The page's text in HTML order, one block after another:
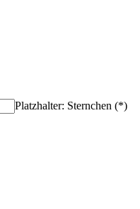
Platzhalter: Sternchen (*)